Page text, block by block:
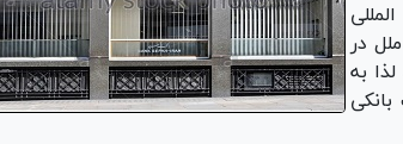
در
لذا به